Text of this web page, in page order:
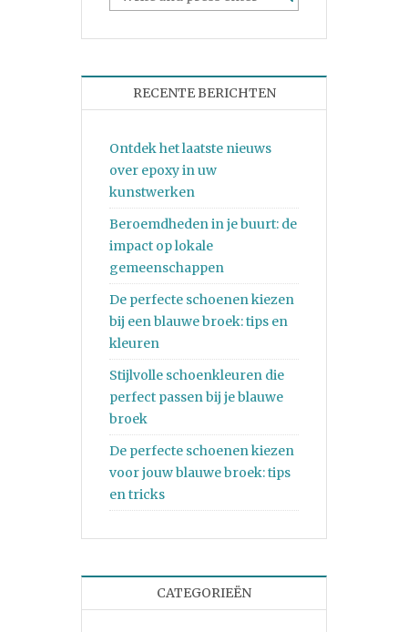
RECENTE BERICHTEN
Ontdek het laatste nieuws
over epoxy in uw
kunstwerken
Beroemdheden in je buurt: de
impact op lokale
gemeenschappen
De perfecte schoenen kiezen
bij een blauwe broek: tips en
kleuren
Stijlvolle schoenkleuren die
perfect passen bij je blauwe
broek
De perfecte schoenen kiezen
voor jouw blauwe broek: tips
en tricks
CATEGORIEËN